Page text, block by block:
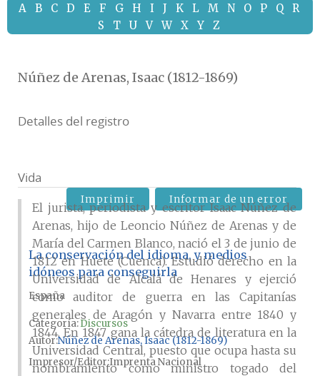
A B C D E F G H I J K L M N O P Q
R
S
T U V W X Y Z
Núñez de Arenas, Isaac (1812-1869)
Detalles del registro
Vida
El jurista, periodista y escritor Isaac Núñez de
Arenas, hijo de Leoncio Núñez de Arenas y de
María del Carmen Blanco, nació el 3 de junio de
1812 en Huete (Cuenca). Estudió derecho en la
Universidad de Alcalá de Henares y ejerció
como auditor de guerra en las Capitanías
generales de Aragón y Navarra entre 1840 y
1844. En 1847 gana la cátedra de literatura en la
Universidad Central, puesto que ocupa hasta su
nombramiento como ministro togado del
Imprimir Informar de un error
La conservación del idioma, y medios
idóneos para conseguirla
España
Categoría:Discursos
AutorNúñez de Arenas, Isaac (1812-1869)
Impresor/Editor Imprenta Nacional